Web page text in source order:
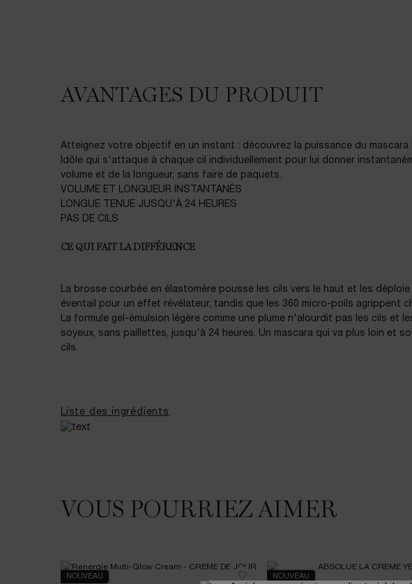
AVANTAGES DU PRODUIT​
Atteignez votre objectif en un instant : découvrez la puissance du mascara
Idôle qui s'attaque à chaque cil individuellement pour lui donner
volume et de la longueur, sans faire de paquets.​
VOLUME ET LONGUEUR INSTANTANÉS​
LONGUE TENUE JUSQU'À 24 HEURES​​
PAS DE CILS​​
CE QUI FAIT LA DIFFÉRENCE​
La brosse courbée en élastomère pousse les cils vers le haut et les déploie
éventail pour un effet révélateur, tandis que les 360 micro-poils agrippent
La formule gel-émulsion légère comme une plume n'alourdit pas les cils et
soyeux, sans paillettes, jusqu'à 24 heures. Un mascara qui va plus loin et
cils.
Liste des ingrédients
VOUS POURRIEZ AIMERVOUS POURRIEZ AIMER
NOUVEAU NOUVEAU